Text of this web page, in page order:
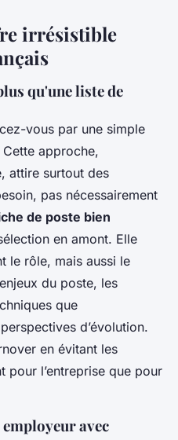
irrésistible
qu'une liste de
vous par une simple
approche,
attire surtout des
pas nécessairement
de poste bien
en amont. Elle
le rôle, mais aussi le
du poste, les
que
d’évolution.
en évitant les
pour l’entreprise que pour
avec